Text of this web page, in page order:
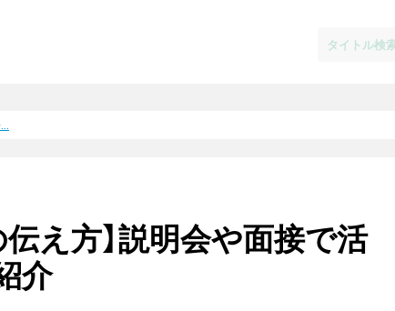
え方】説明会や面接で活
介